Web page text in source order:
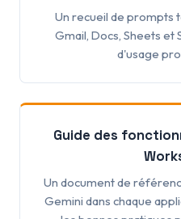
Un recueil de prompts
Gmail, Docs, Sheets et
d'usage
Guide des
Un document de
Gemini dans chaque